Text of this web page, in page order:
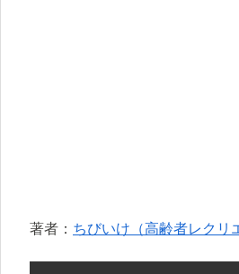
著者： ちびいけ（高齢者レクリ